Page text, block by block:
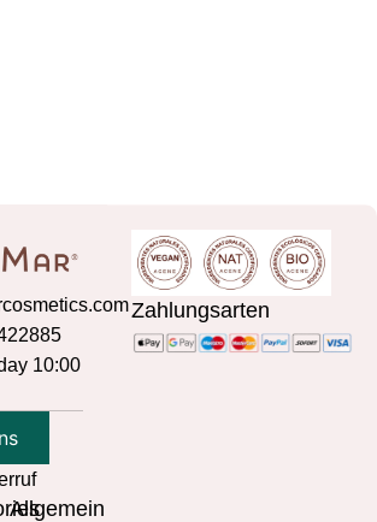
10:00
Allgemein
Zahlungsarten